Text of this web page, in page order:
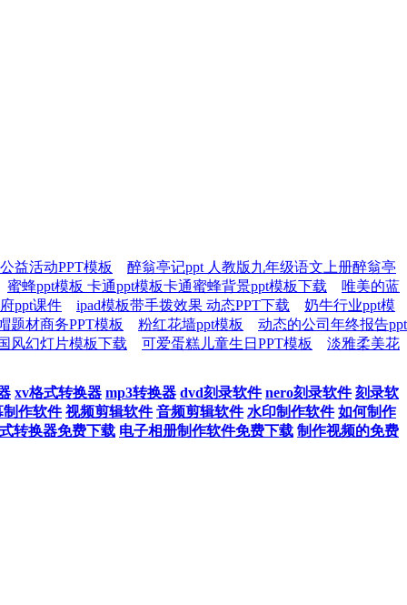
益活动PPT模板
醉翁亭记ppt 人教版九年级语文上册醉翁亭
蜜蜂ppt模板 卡通ppt模板卡通蜜蜂背景ppt模板下载
唯美的蓝
ppt课件 ipad模板带手拨效果 动态PPT下载
奶牛行业ppt模
题材商务PPT模板 粉红花墙ppt模板
动态的公司年终报告ppt
风幻灯片模板下载 可爱蛋糕儿童生日PPT模板
淡雅柔美花
xv格式转换器 mp3转换器 dvd刻录软件 nero刻录软件 刻录软
制作软件 视频剪辑软件 音频剪辑软件 水印制作软件 如何制作
转换器免费下载 电子相册制作软件免费下载 制作视频的免费